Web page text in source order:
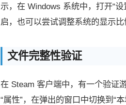
示，在 Windows 系统中，打开“
启，也可以尝试调整系统的显示
文件完整性验证
在 Steam 客户端中，有一个验证
“属性”，在弹出的窗口中切换到“